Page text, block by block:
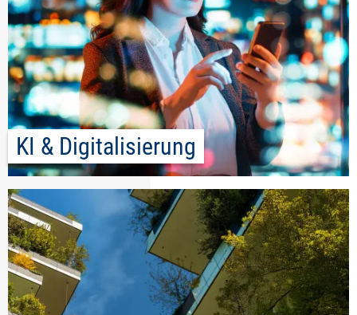
KI & Digitalisierung